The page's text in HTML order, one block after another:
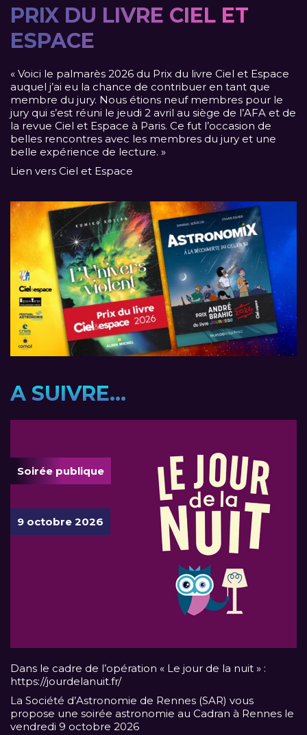
PRIX DU LIVRE CIEL ET
ESPACE
« Voici le palmarès 2026 du Prix du livre Ciel et Espace
auquel j’ai eu la chance de contribuer en tant que
membre du jury. Nous étions neuf membres pour le
jury qui s’est réuni le jeudi 2 avril au siège de l’AFA et de
la revue Ciel et Espace à Paris. Ce fut l’occasion de
belles rencontres avec les membres du jury et une
belle expérience de lecture. »
Lien vers Ciel et Espace
A SUIVRE...
Soirée publique
9 octobre 2026
Dans le cadre de l’opération « Le jour de la nuit » :
https://jourdelanuit.fr/
La Société d’Astronomie de Rennes (SAR) vous
propose une soirée astronomie au Cadran à Rennes le
vendredi 9 octobre 2026